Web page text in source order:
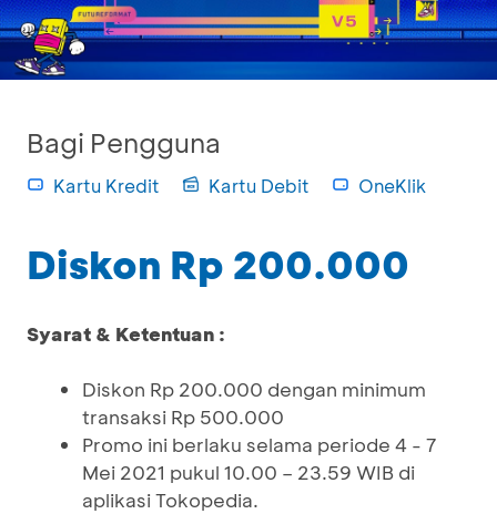
Bagi Pengguna
Kartu Kredit Kartu Debit OneKlik
Diskon Rp 200.000
Syarat & Ketentuan :
Diskon Rp 200.000 dengan minimum
transaksi Rp 500.000
Promo ini berlaku selama periode 4 - 7
Mei 2021 pukul 10.00 – 23.59 WIB di
aplikasi Tokopedia.